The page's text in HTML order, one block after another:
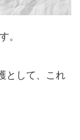
。
として、これ